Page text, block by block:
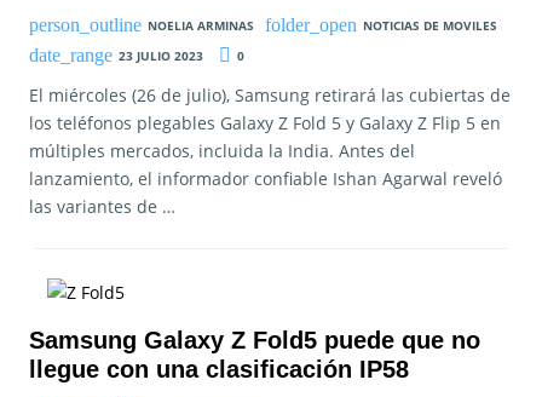
NOELIA ARMINAS
NOTICIAS DE MOVILES
23 JULIO 2023
0
El miércoles (26 de julio), Samsung retirará las cubiertas de
los teléfonos plegables Galaxy Z Fold 5 y Galaxy Z Flip 5 en
múltiples mercados, incluida la India. Antes del
lanzamiento, el informador confiable Ishan Agarwal reveló
las variantes de …
Samsung Galaxy Z Fold5 puede que no
llegue con una clasificación IP58